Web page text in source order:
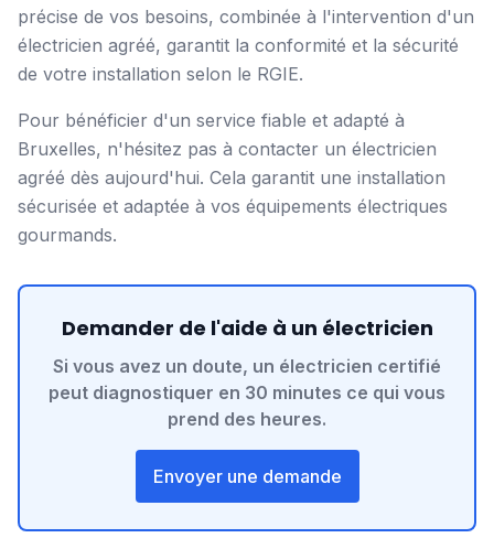
précise de vos besoins, combinée à l'intervention d'un
électricien agréé, garantit la conformité et la sécurité
de votre installation selon le RGIE.
Pour bénéficier d'un service fiable et adapté à
Bruxelles, n'hésitez pas à contacter un électricien
agréé dès aujourd'hui. Cela garantit une installation
sécurisée et adaptée à vos équipements électriques
gourmands.
Demander de l'aide à un électricien
Si vous avez un doute, un électricien certifié
peut diagnostiquer en 30 minutes ce qui vous
prend des heures.
Envoyer une demande